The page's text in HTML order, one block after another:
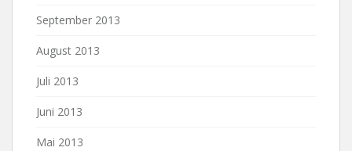
September 2013
August 2013
Juli 2013
Juni 2013
Mai 2013